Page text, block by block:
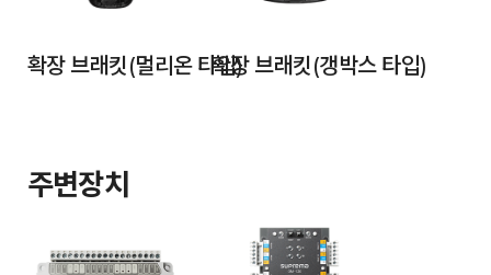
확장 브래킷(멀리온 타입)확장 브래킷(갱박스 타입)
주변장치